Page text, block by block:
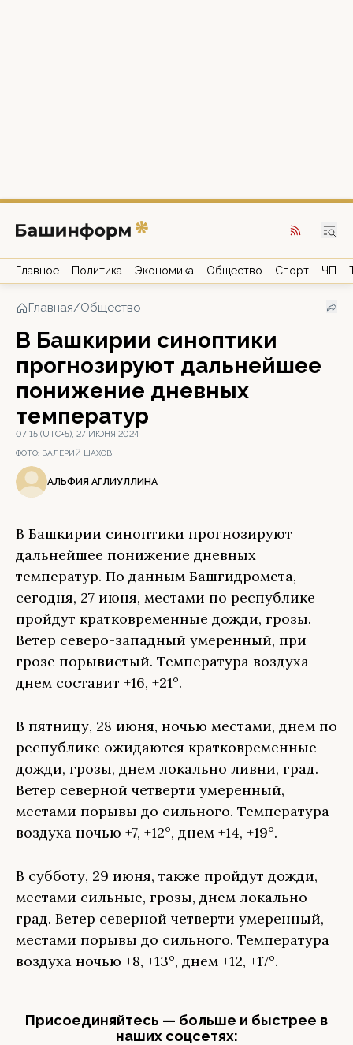
Главное Политика Экономика Общество Спорт ЧП
Главная/Общество
В Башкирии синоптики
прогнозируют дальнейшее
понижение дневных
температур
07:15 (UTC+5), 27 ИЮНЯ 2024
ФОТО: ВАЛЕРИЙ ШАХОВ
АЛЬФИЯ АГЛИУЛЛИНА
В Башкирии синоптики прогнозируют
дальнейшее понижение дневных
температур. По данным Башгидромета,
сегодня, 27 июня, местами по республике
пройдут кратковременные дожди, грозы.
Ветер северо-западный умеренный, при
грозе порывистый. Температура воздуха
днем составит +16, +21°.
В пятницу, 28 июня, ночью местами, днем по
республике ожидаются кратковременные
дожди, грозы, днем локально ливни, град.
Ветер северной четверти умеренный,
местами порывы до сильного. Температура
воздуха ночью +7, +12°, днем +14, +19°.
В субботу, 29 июня, также пройдут дожди,
местами сильные, грозы, днем локально
град. Ветер северной четверти умеренный,
местами порывы до сильного. Температура
воздуха ночью +8, +13°, днем +12, +17°.
Присоединяйтесь — больше и быстрее в
наших соцсетях: